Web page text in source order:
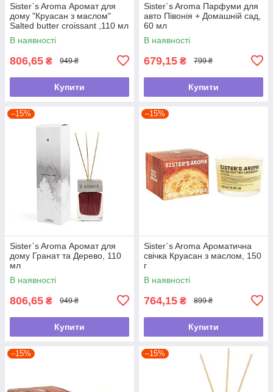
Sister`s Aroma Аромат для
дому "Круасан з маслом"
Salted butter croissant ,110 мл
В наявності
806,65 ₴ 949 ₴
Купити
Sister`s Aroma Парфуми для
авто Півонія + Домашній сад,
60 мл
В наявності
679,15 ₴ 799 ₴
Купити
–15%
Sister`s Aroma Аромат для
дому Гранат та Дерево, 110
мл
В наявності
806,65 ₴ 949 ₴
Купити
–15%
Sister`s Aroma Ароматична
свічка Круасан з маслом, 150
г
В наявності
764,15 ₴ 899 ₴
Купити
–15% –15%